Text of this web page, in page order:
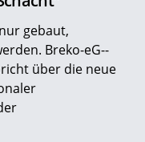
gebaut,
Breko-eG-­
über die neue